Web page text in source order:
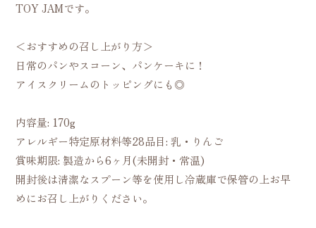
TOY JAMです。
＜おすすめの召し上がり方＞
日常のパンやスコーン、パンケーキに！
アイスクリームのトッピングにも◎
内容量: 170g
アレルギー特定原材料等28品目: 乳・りんご
賞味期限: 製造から6ヶ月(未開封・常温)
開封後は清潔なスプーン等を使用し冷蔵庫で保管の上お早
めにお召し上がりください。